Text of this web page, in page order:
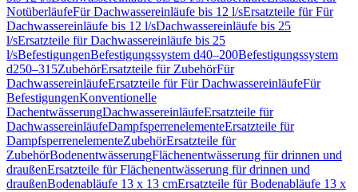
NotüberläufeFür Dachwassereinläufe bis 12 l/sErsatzteile für Für
Dachwassereinläufe bis 12 l/sDachwassereinläufe bis 25
l/sErsatzteile für Dachwassereinläufe bis 25
l/sBefestigungenBefestigungssystem d40–200Befestigungssystem
d250–315ZubehörErsatzteile für ZubehörFür
DachwassereinläufeErsatzteile für Für DachwassereinläufeFür
BefestigungenKonventionelle
DachentwässerungDachwassereinläufeErsatzteile für
DachwassereinläufeDampfsperrenelementeErsatzteile für
DampfsperrenelementeZubehörErsatzteile für
ZubehörBodenentwässerungFlächenentwässerung für drinnen und
draußenErsatzteile für Flächenentwässerung für drinnen und
draußenBodenabläufe 13 x 13 cmErsatzteile für Bodenabläufe 13 x